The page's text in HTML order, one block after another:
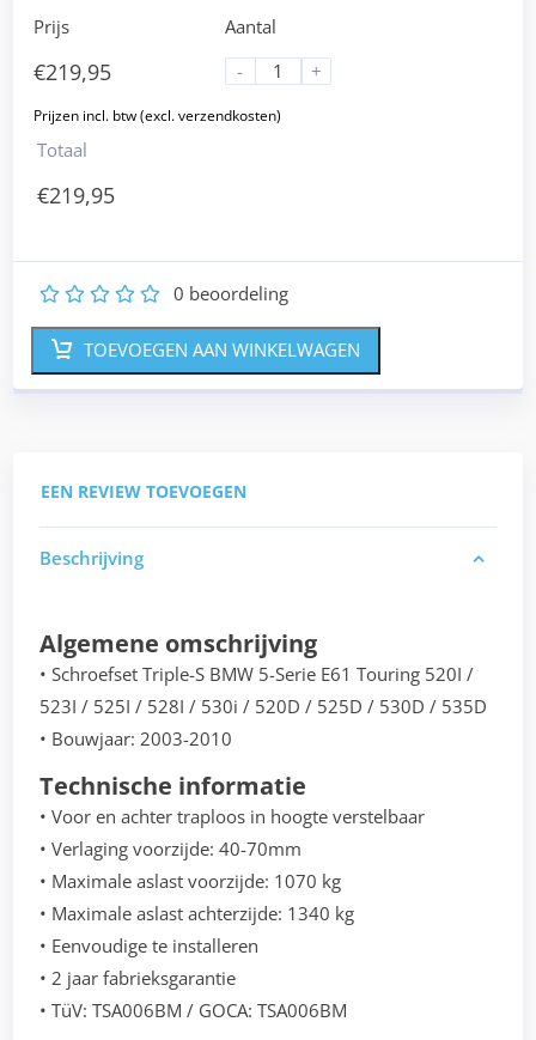
Prijs
€219,95
Aantal
-
+
Totaal
€219,95
5
4
3
2 0 beoordeling
TOEVOEGEN AAN WINKELWAGEN
EEN REVIEW TOEVOEGEN
Beschrijving
Algemene omschrijving
• Schroefset Triple-S BMW 5-Serie E61 Touring 520I /
523I / 525I / 528I / 530i / 520D / 525D / 530D / 535D
• Bouwjaar: 2003-2010
Technische informatie
• Voor en achter traploos in hoogte verstelbaar
• Verlaging voorzijde: 40-70mm
• Maximale aslast voorzijde: 1070 kg
• Maximale aslast achterzijde: 1340 kg
• Eenvoudige te installeren
• 2 jaar fabrieksgarantie
• TüV: TSA006BM / GOCA: TSA006BM